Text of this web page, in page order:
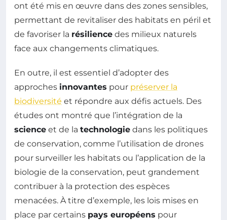
ont été mis en œuvre dans des zones sensibles,
permettant de revitaliser des habitats en péril et
de favoriser la résilience des milieux naturels
face aux changements climatiques.
En outre, il est essentiel d’adopter des
approches innovantes pour préserver la
biodiversité et répondre aux défis actuels. Des
études ont montré que l’intégration de la
science et de la technologie dans les politiques
de conservation, comme l’utilisation de drones
pour surveiller les habitats ou l’application de la
biologie de la conservation, peut grandement
contribuer à la protection des espèces
menacées. À titre d’exemple, les lois mises en
place par certains pays européens pour